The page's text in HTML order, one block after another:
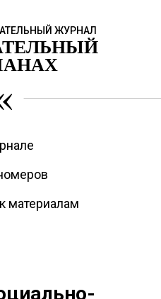
ЖУРНАЛ
материалам